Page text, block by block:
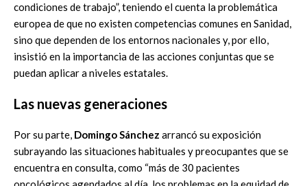
condiciones de trabajo”, teniendo el cuenta la problemática
europea de que no existen competencias comunes en Sanidad,
sino que dependen de los entornos nacionales y, por ello,
insistió en la importancia de las acciones conjuntas que se
puedan aplicar a niveles estatales.
Las nuevas generaciones
Por su parte, Domingo Sánchez arrancó su exposición
subrayando las situaciones habituales y preocupantes que se
encuentra en consulta, como “más de 30 pacientes